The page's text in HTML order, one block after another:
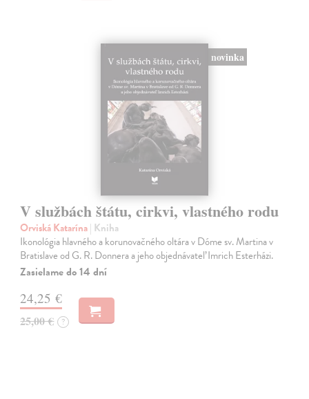
novinka
V službách štátu, cirkvi, vlastného rodu
Orviská Katarína| Kniha
Ikonológia hlavného a korunovačného oltára v Dóme sv. Martina v
Bratislave od G. R. Donnera a jeho objednávateľ Imrich Esterházi.
Zasielame do 14 dní
24,25 €
25,00 € ?